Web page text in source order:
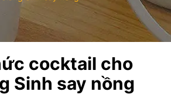
cocktail cho
Sinh say nồng